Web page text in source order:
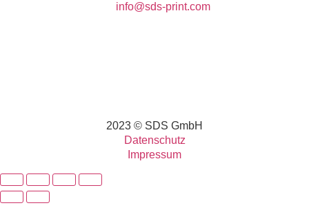
info@sds-print.com
2023 © SDS GmbH
Datenschutz
Impressum